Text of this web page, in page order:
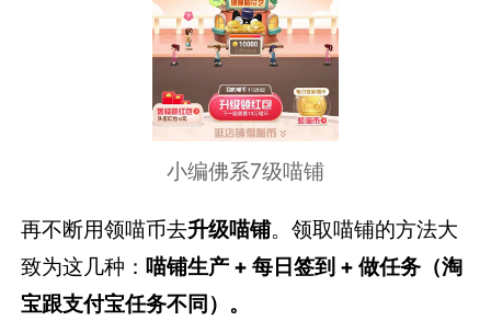
小编佛系7级喵铺
再不断用领喵币去升级喵铺。领取喵铺的方法大
致为这几种：喵铺生产 + 每日签到 + 做任务（淘
宝跟支付宝任务不同）。